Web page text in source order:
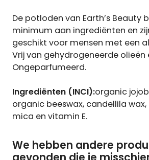
De potloden van Earth’s Beauty
minimum aan ingrediënten en
geschikt voor mensen met een
Vrij van gehydrogeneerde olieën
Ongeparfumeerd.
Ingrediënten (INCI):organic
organic beeswax, candellila wax,
mica en vitamin E.
We hebben andere